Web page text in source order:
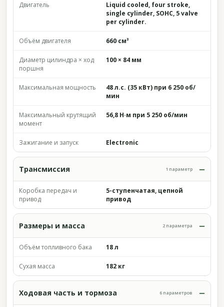
Двигатель
Liquid cooled, four stroke,
single cylinder, SOHC, 5 valve
per cylinder.
Объём двигателя 660 см³
Диаметр цилиндра × ход
поршня
100 × 84 мм
Максимальная мощность
48 л.с. (35 кВт) при 6 250 об/
мин
Максимальный крутящий
момент
56,8 Н·м при 5 250 об/мин
Зажигание и запуск Electronic
Трансмиссия 1 параметр
Коробка передач и
привод
5-ступенчатая, цепной
привод
Размеры и масса 2 параметра
Объём топливного бака 18 л
Сухая масса 182 кг
Ходовая часть и тормоза 6 параметров